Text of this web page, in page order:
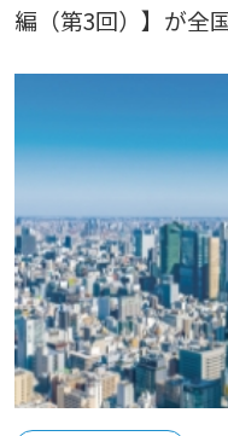
編（第3回）】が全